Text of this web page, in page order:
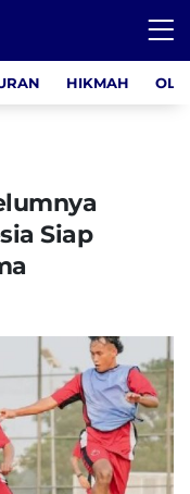
HIKMAH
Siap